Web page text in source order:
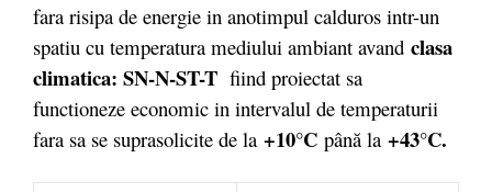
fara risipa de energie in anotimpul calduros intr-un
spatiu cu temperatura mediului ambiant avand clasa
climatica: SN-N-ST-T fiind proiectat sa
functioneze economic in intervalul de temperaturii
fara sa se suprasolicite de la +10°C până la +43°C.